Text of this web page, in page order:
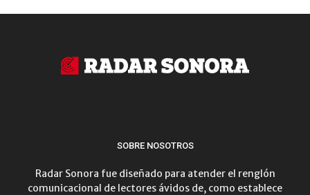
SOBRE NOSOTROS
Radar Sonora fue diseñado para atender el renglón
comunicacional de lectores ávidos de, como establece